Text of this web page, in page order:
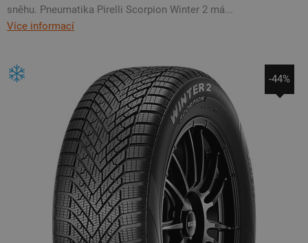
sněhu. Pneumatika Pirelli Scorpion Winter 2 má...
Více informací
-44%